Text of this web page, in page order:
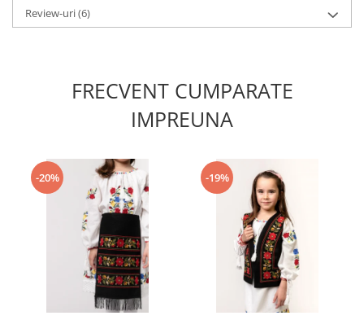
Review-uri(6)
FRECVENT CUMPARATE
IMPREUNA
-20% -19%